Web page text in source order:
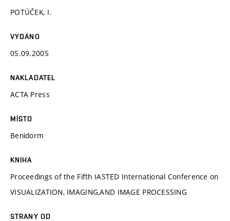
POTÚČEK, I.
VYDÁNO
05.09.2005
NAKLADATEL
ACTA Press
MÍSTO
Benidorm
KNIHA
Proceedings of the Fifth IASTED International Conference on
VISUALIZATION, IMAGING,AND IMAGE PROCESSING
STRANY OD